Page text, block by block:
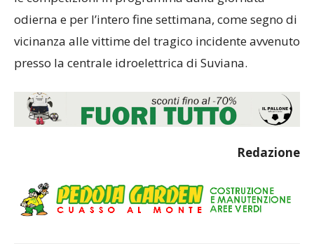
odierna e per l’intero fine settimana, come segno di
vicinanza alle vittime del tragico incidente avvenuto
presso la centrale idroelettrica di Suviana.